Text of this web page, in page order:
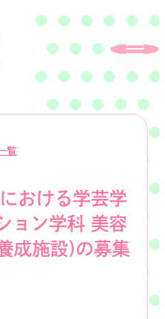
覧
おける学芸学
ョン学科 美容
成施設)の募集